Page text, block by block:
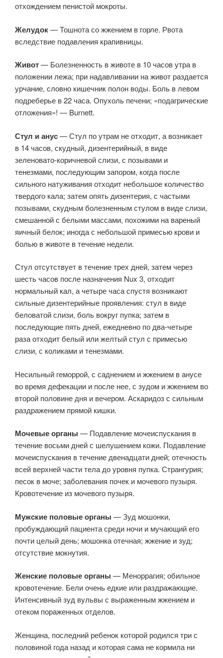
отхождением пенистой мокроты.
Желудок— Тошнота со жжением в горле. Рвота
вследствие подавления крапивницы.
Живот— Болезненность в животе в 10 часов утра в
положении лежа; при надавливании на живот раздается
урчание, словно кишечник полон воды. Боль в левом
подреберье в 22 часа. Опухоль печени; «подагрические
отложения»! — Burnett.
Стул и анус— Стул по утрам не отходит, а возникает
в 14 часов, скудный, дизентерийный, в виде
зеленовато-коричневой слизи, с позывами и
тенезмами, последующим запором, когда после
сильного натуживания отходит небольшое количество
твердого кала; затем опять дизентерия, с частыми
позывами, скудным болезненным стулом в виде слизи,
смешанной с белыми массами, похожими на вареный
яичный белок; иногда с небольшой примесью крови и
болью в животе в течение недели.
Стул отсутствует в течение трех дней, затем через
шесть часов после назначения Nux 3, отходит
нормальный кал, а четыре часа спустя возникают
сильные дизентерийные проявления: стул в виде
беловатой слизи, боль вокруг пупка; затем в
последующие пять дней, ежедневно по два-четыре
раза отходит белый или желтый стул с примесью
слизи, с коликами и тенезмами.
Несильный геморрой, с саднением и жжением в анусе
во время дефекации и после нее, с зудом и жжением во
второй половине дня и вечером. Аскаридоз с сильным
раздражением прямой кишки.
Мочевые органы — Подавление мочеиспускания в
течение восьми дней с шелушением кожи. Подавление
мочеиспускания в течение двенадцати дней; отечность
всей верхней части тела до уровня пупка. Странгурия;
песок в моче; заболевания почек и мочевого пузыря.
Кровотечение из мочевого пузыря.
Мужские половые органы — Зуд мошонки,
пробуждающий пациента среди ночи и мучающий его
почти целый день; мошонка отечная; жжение и зуд;
отсутствие мокнутия.
Женские половые органы — Меноррагия; обильное
кровотечение. Бели очень едкие или раздражающие.
Интенсивный зуд вульвы с выраженным жжением и
отеком пораженных отделов.
Женщина, последний ребенок которой родился три с
половиной года назад и которая сама не кормила ни